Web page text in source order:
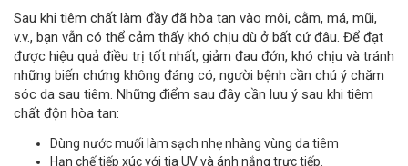
Sau khi tiêm chất làm đầy đã hòa tan vào môi, cằm, má, mũi,
v.v., bạn vẫn có thể cảm thấy khó chịu dù ở bất cứ đâu. Để đạt
được hiệu quả điều trị tốt nhất, giảm đau đớn, khó chịu và tránh
những biến chứng không đáng có, người bệnh cần chú ý chăm
sóc da sau tiêm. Những điểm sau đây cần lưu ý sau khi tiêm
chất độn hòa tan:
Dùng nước muối làm sạch nhẹ nhàng vùng da tiêm
Hạn chế tiếp xúc với tia UV và ánh nắng trực tiếp.